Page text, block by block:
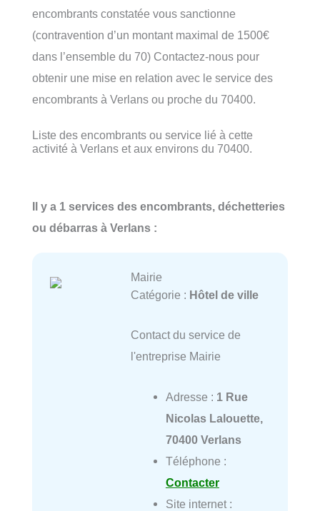
encombrants constatée vous sanctionne
(contravention d’un montant maximal de 1500€
dans l’ensemble du 70) Contactez-nous pour
obtenir une mise en relation avec le service des
encombrants à Verlans ou proche du 70400.
Liste des encombrants ou service lié à cette
activité à Verlans et aux environs du 70400.
Il y a 1 services des encombrants, déchetteries
ou débarras à Verlans :
Mairie
Catégorie : Hôtel de ville
Contact du service de
l'entreprise Mairie
Adresse : 1 Rue
Nicolas Lalouette,
70400 Verlans
Téléphone :
Contacter
Site internet :